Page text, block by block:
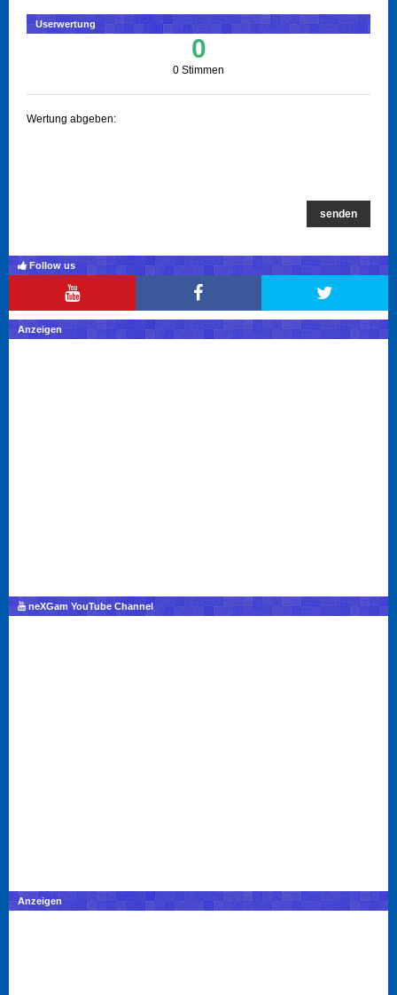
Userwertung
0
0 Stimmen
Wertung abgeben:
senden
Follow us
Anzeigen
neXGam YouTube Channel
Anzeigen